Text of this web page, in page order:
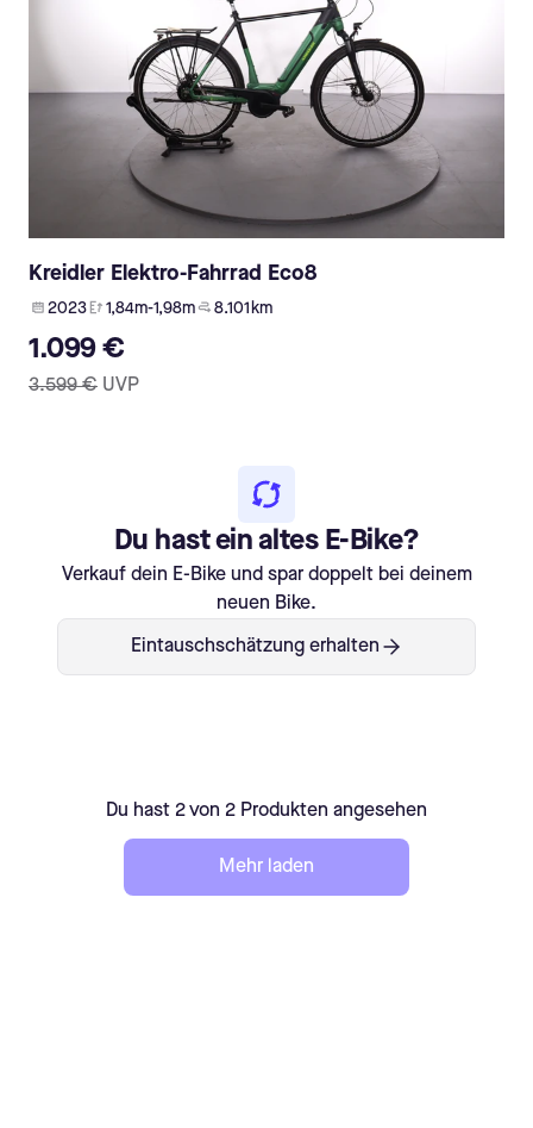
Kreidler Elektro-Fahrrad Eco8
2023 1,84m-1,98m 8.101 km
1.099 €
3.599 € UVP
Du hast ein altes E-Bike?
Verkauf dein E-Bike und spar doppelt bei deinem
neuen Bike.
Eintauschschätzung erhalten
Du hast 2 von 2 Produkten angesehen
Mehr laden